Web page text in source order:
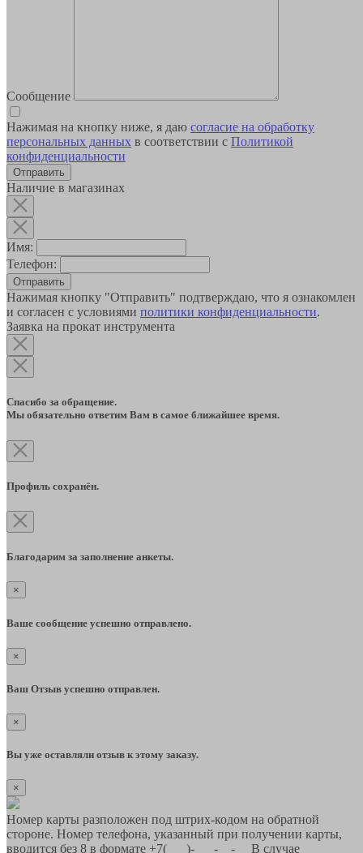
Сообщение
Нажимая на кнопку ниже, я даю согласие на обработку
персональных данных в соответствии с Политикой
конфиденциальности
Наличие в магазинах
Имя:
Телефон:
Отправить
Нажимая кнопку "Отправить" подтверждаю, что я ознакомлен
и согласен с условиями политики конфиденциальности.
Заявка на прокат инструмента
Спасибо за обращение.
Мы обязательно ответим Вам в самое ближайшее время.
Профиль сохранён.
Благодарим за заполнение анкеты.
×
Ваше сообщение успешно отправлено.
×
Ваш Отзыв успешно отправлен.
×
Вы уже оставляли отзыв к этому заказу.
×
Номер карты разположен под штрих-кодом на обратной
стороне. Номер телефона, указанный при получении карты,
вводится без 8 в формате +7(___)-___-__-__ В случае